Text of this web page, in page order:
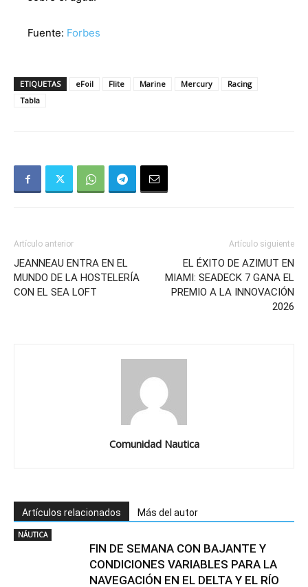
Fuente: Forbes
ETIQUETAS eFoil Flite Marine Mercury
Racing
Tabla
Artículo anterior
JEANNEAU ENTRA EN EL
MUNDO DE LA HOSTELERÍA
CON EL SEA LOFT
Artículo siguiente
EL ÉXITO DE AZIMUT EN
MIAMI: SEADECK 7 GANA EL
PREMIO A LA INNOVACIÓN
2026
Comunidad Nautica
Artículos relacionados Más del autor
NÁUTICA
FIN DE SEMANA CON BAJANTE Y
CONDICIONES VARIABLES PARA LA
NAVEGACIÓN EN EL DELTA Y EL RÍO